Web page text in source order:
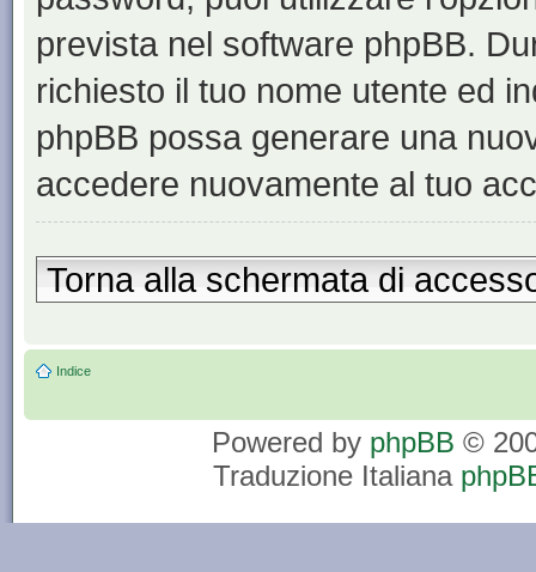
prevista nel software phpBB.
richiesto il tuo nome utente ed
phpBB possa generare una
accedere nuovamente al tuo
Torna alla schermata di
Indice
Powered by phpBB ©
Traduzione Italiana